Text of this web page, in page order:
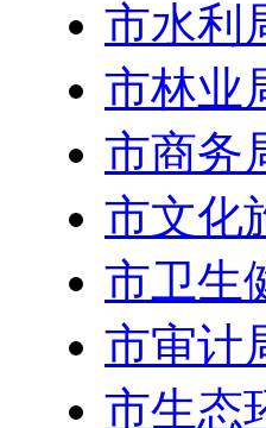
市水利
市林业
市商务
市文化
市卫生
市审计
市生态